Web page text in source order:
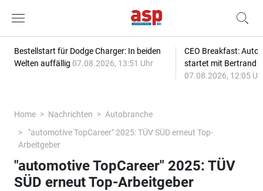
Bestellstart für Dodge Charger: In beiden
Welten auffällig 07.08.2026, 13:51 Uhr
CEO Breakfast:
startet mit Bertrand
07.08.2026, 12:05
Home Nachrichten
Autobranche
"automotive TopCareer" 2025: TÜV SÜD erneut Top-
Arbeitgeber
"automotive TopCareer" 2025: TÜV
SÜD erneut Top-Arbeitgeber